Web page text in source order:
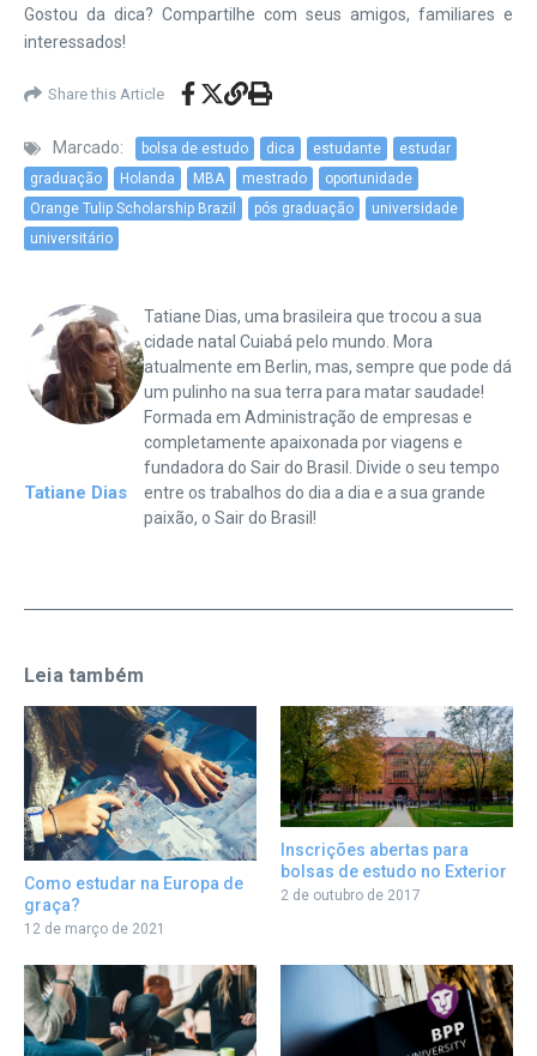
Gostou da dica? Compartilhe com seus amigos, familiares e
interessados!
Share this Article
Marcado: bolsa de estudo dica estudante
estudar
graduação
Holanda MBA mestrado
oportunidade
Orange Tulip Scholarship Brazil
pós graduação
universidade
universitário
Tatiane Dias
Tatiane Dias, uma brasileira que trocou a sua
cidade natal Cuiabá pelo mundo. Mora
atualmente em Berlin, mas, sempre que pode dá
um pulinho na sua terra para matar saudade!
Formada em Administração de empresas e
completamente apaixonada por viagens e
fundadora do Sair do Brasil. Divide o seu tempo
entre os trabalhos do dia a dia e a sua grande
paixão, o Sair do Brasil!
Leia também
Como estudar na Europa de
graça?
12 de março de 2021
Inscrições abertas para
bolsas de estudo no Exterior
2 de outubro de 2017